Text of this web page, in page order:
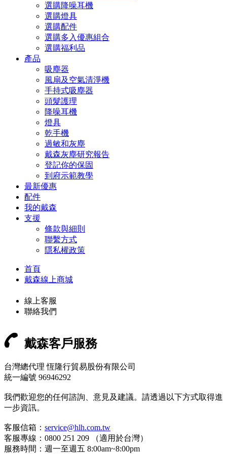
選購降噪耳機
選購燈具
選購配件
選購多入優惠組合
選購福利品
產品
吸塵器
風扇及空氣清淨機
手持式吸塵器
頭髮護理
降噪耳機
燈具
乾手機
過敏和灰塵
戴森灰塵研究報告
登記你的保固
到府示範教學
最新優惠
配件
我的戴森
支援
條款與細則
聯繫方式
隱私權政策
首頁
戴森線上商城
線上客服
聯絡我們
戴森客戶服務
台灣總代理 恆隆行貿易股份有限公司
統一編號 96946292
我們歡迎您的任何諮詢、意見及建議。請透過以下方式取得進
一步資訊。
客服信箱： service@hlh.com.tw
客服專線：0800 251 209 （適用於台灣）
服務時間：週一至週五 8:00am~8:00pm